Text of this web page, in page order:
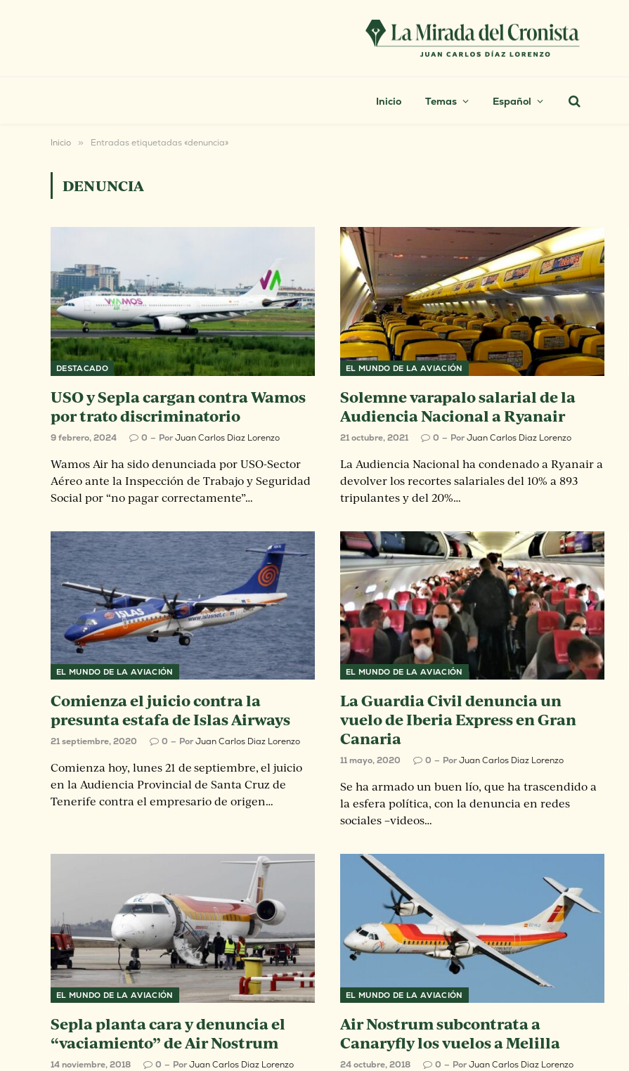
Inicio Temas Español
Inicio » Entradas etiquetadas «denuncia»
DENUNCIA
DESTACADO
USO y Sepla cargan contra Wamos
por trato discriminatorio
9 febrero, 2024 0 PorJuan Carlos Diaz Lorenzo
Wamos Air ha sido denunciada por USO-Sector
Aéreo ante la Inspección de Trabajo y Seguridad
Social por “no pagar correctamente”…
EL MUNDO DE LA AVIACIÓN
Solemne varapalo salarial de la
Audiencia Nacional a Ryanair
21 octubre, 2021 0 PorJuan Carlos Diaz Lorenzo
La Audiencia Nacional ha condenado a Ryanair a
devolver los recortes salariales del 10% a 893
tripulantes y del 20%…
EL MUNDO DE LA AVIACIÓN
Comienza el juicio contra la
presunta estafa de Islas Airways
21 septiembre, 2020 0 PorJuan Carlos Diaz Lorenzo
Comienza hoy, lunes 21 de septiembre, el juicio
en la Audiencia Provincial de Santa Cruz de
Tenerife contra el empresario de origen…
EL MUNDO DE LA AVIACIÓN
La Guardia Civil denuncia un
vuelo de Iberia Express en Gran
Canaria
11 mayo, 2020 0 PorJuan Carlos Diaz Lorenzo
Se ha armado un buen lío, que ha trascendido a
la esfera política, con la denuncia en redes
sociales –videos…
EL MUNDO DE LA AVIACIÓN
Sepla planta cara y denuncia el
“vaciamiento” de Air Nostrum
14 noviembre, 2018 0 PorJuan Carlos Diaz Lorenzo
EL MUNDO DE LA AVIACIÓN
Air Nostrum subcontrata a
Canaryfly los vuelos a Melilla
24 octubre, 2018 0 PorJuan Carlos Diaz Lorenzo